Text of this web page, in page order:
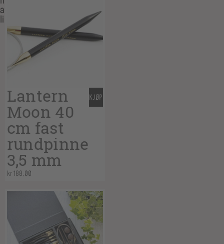
also
like…
Lantern
Moon 40
cm fast
rundpinne
3,5 mm
kr188,00
KJØP